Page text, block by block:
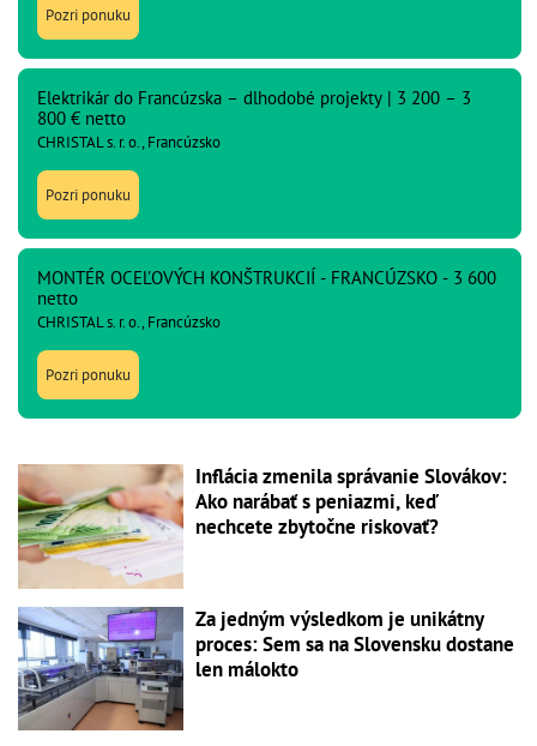
Pozri ponuku
Elektrikár do Francúzska – dlhodobé projekty | 3 200 – 3
800 € netto
CHRISTAL s. r. o., Francúzsko
Pozri ponuku
MONTÉR OCEĽOVÝCH KONŠTRUKCIÍ - FRANCÚZSKO - 3 600
netto
CHRISTAL s. r. o., Francúzsko
Pozri ponuku
Inflácia zmenila správanie Slovákov:
Ako narábať s peniazmi, keď
nechcete zbytočne riskovať?
Za jedným výsledkom je unikátny
proces: Sem sa na Slovensku dostane
len málokto